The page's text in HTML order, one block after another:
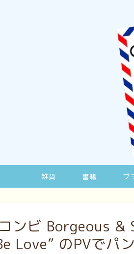
雑貨 書籍 ブ
ンビ Borgeous &
Love” のPVでパ